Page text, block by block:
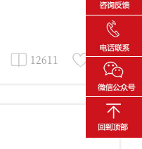
35
12611